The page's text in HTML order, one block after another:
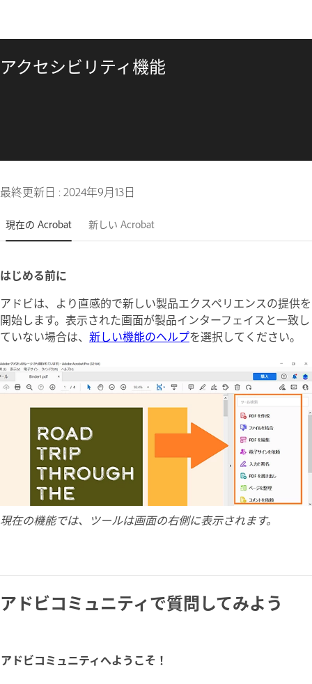
アクセシビリティ機能
最終更新日 :2024年9月13日
現在の Acrobat 新しい Acrobat
はじめる前に
アドビは、より直感的で新しい製品エクスペリエンスの提供を
開始します。表示された画面が製品インターフェイスと一致し
ていない場合は、 新しい機能のヘルプを選択してください。
現在の機能では、ツールは画面の右側に表示されます。
アドビコミュニティで質問してみよう
アドビコミュニティへようこそ！